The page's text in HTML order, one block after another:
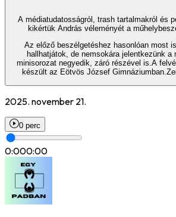
A médiatudatosságról, trash tartalmakról és
kikértük András véleményét a
Az előző beszélgetéshez hasonlóan most
hallhatjátok, de nemsokára jelentkezünk a
minisorozat negyedik, záró részével is.A
készült az Eötvös József
2025. november 21.
0 perc
0:000:00